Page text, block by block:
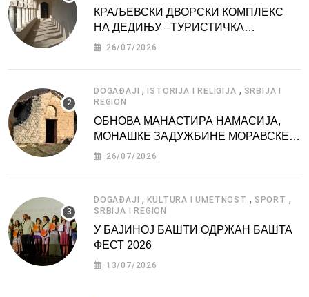
КРАЉЕВСКИ ДВОРСКИ КОМПЛЕКС
НА ДЕДИЊУ –ТУРИСТИЧКА
АТРАКЦИЈА
26/07/2026
DOGAĐAJI ,ISTORIJA I RELIGIJA , SRBIJA I
REGION
ОБНОВА МАНАСТИРА НАМАСИЈА,
МОНАШКЕ ЗАДУЖБИНЕ МОРАВСКЕ
СРБИЈЕ
26/07/2026
DOGAĐAJI ,KULTURA I UMETNOST , SPORT ,
SRBIJA I REGION
У БАЈИНОЈ БАШТИ ОДРЖАН БАШТА
ФЕСТ 2026
13/07/2026